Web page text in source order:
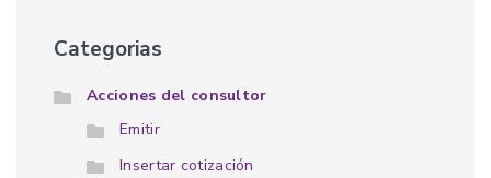
Categorias
Acciones del consultor
Emitir
Insertar cotización